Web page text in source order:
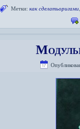
Метки: как сделатьоригами